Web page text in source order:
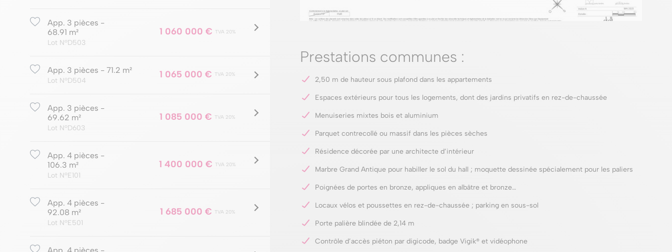
App. 3 pièces -
68.91 m²
Lot NºD503
1 060 000 € TVA 20%
App. 3 pièces - 71.2 m²
Lot NºD504
1 065 000 € TVA 20%
App. 3 pièces -
69.62 m²
Lot NºD603
1 085 000 € TVA 20%
App. 4 pièces -
106.3 m²
Lot NºE101
1 400 000 € TVA 20%
App. 4 pièces -
92.08 m²
Lot NºE501
1 685 000 € TVA 20%
Prestations communes :
2,50 m de hauteur sous plafond dans les appartements
Espaces extérieurs pour tous les logements, dont des jardins privatifs en rez-de-chaussée
Menuiseries mixtes bois et aluminium
Parquet contrecollé ou massif dans les pièces sèches
Résidence décorée par une architecte d’intérieur
Marbre Grand Antique pour habiller le sol du hall ; moquette dessinée spécialement pour les paliers
Poignées de portes en bronze, appliques en albâtre et bronze…
Locaux vélos et poussettes en rez-de-chaussée ; parking en sous-sol
Porte palière blindée de 2,14 m
Contrôle d’accès piéton par digicode, badge Vigik® et vidéophone